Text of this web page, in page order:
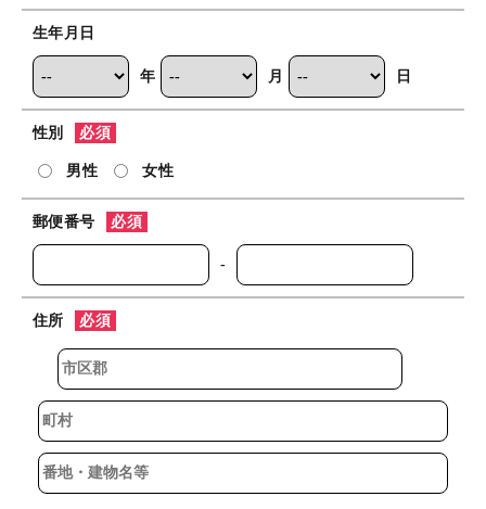
生年月日
年 月 日
性別 必須
男性 女性
郵便番号 必須
-
住所 必須